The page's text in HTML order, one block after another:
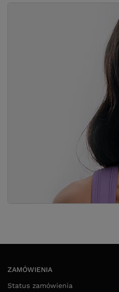
ZAMÓWIENIA
Status zamówienia